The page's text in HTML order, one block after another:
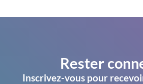
Rester
Inscrivez-vous pour